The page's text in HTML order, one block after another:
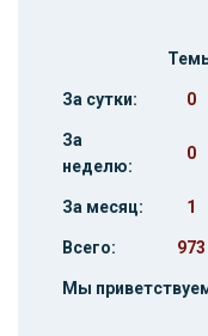
За сутки: 0
За
неделю:
0
За месяц: 1
Всего: 973
Мы